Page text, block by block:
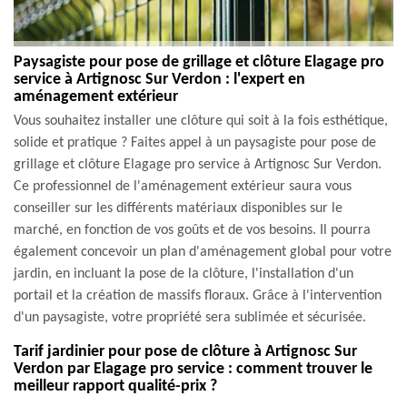
Paysagiste pour pose de grillage et clôture Elagage pro
service à Artignosc Sur Verdon : l'expert en
aménagement extérieur
Vous souhaitez installer une clôture qui soit à la fois esthétique,
solide et pratique ? Faites appel à un paysagiste pour pose de
grillage et clôture Elagage pro service à Artignosc Sur Verdon.
Ce professionnel de l'aménagement extérieur saura vous
conseiller sur les différents matériaux disponibles sur le
marché, en fonction de vos goûts et de vos besoins. Il pourra
également concevoir un plan d'aménagement global pour votre
jardin, en incluant la pose de la clôture, l'installation d'un
portail et la création de massifs floraux. Grâce à l'intervention
d'un paysagiste, votre propriété sera sublimée et sécurisée.
Tarif jardinier pour pose de clôture à Artignosc Sur
Verdon par Elagage pro service : comment trouver le
meilleur rapport qualité-prix ?